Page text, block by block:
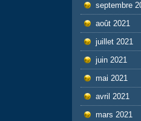
septembre
août 2021
juillet 2021
juin 2021
mai 2021
avril 2021
mars 2021